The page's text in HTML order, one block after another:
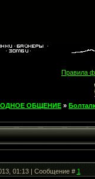
Правила
ОБЩЕНИЕ »
01:13 | Сообщение #1